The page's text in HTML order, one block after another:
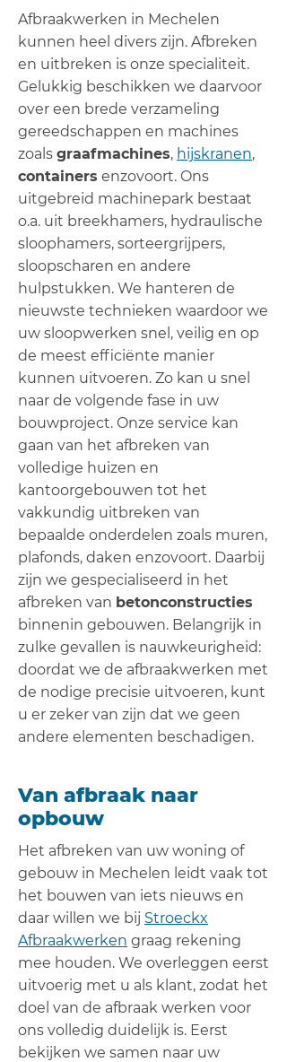
Afbraakwerken in Mechelen
kunnen heel divers zijn. Afbreken
en uitbreken is onze specialiteit.
Gelukkig beschikken we daarvoor
over een brede verzameling
gereedschappen en machines
zoals graafmachines, hijskranen,
containers enzovoort. Ons
uitgebreid machinepark bestaat
o.a. uit breekhamers, hydraulische
sloophamers, sorteergrijpers,
sloopscharen en andere
hulpstukken. We hanteren de
nieuwste technieken waardoor we
uw sloopwerken snel, veilig en op
de meest efficiënte manier
kunnen uitvoeren. Zo kan u snel
naar de volgende fase in uw
bouwproject. Onze service kan
gaan van het afbreken van
volledige huizen en
kantoorgebouwen tot het
vakkundig uitbreken van
bepaalde onderdelen zoals muren,
plafonds, daken enzovoort. Daarbij
zijn we gespecialiseerd in het
afbreken van betonconstructies
binnenin gebouwen. Belangrijk in
zulke gevallen is nauwkeurigheid:
doordat we de afbraakwerken met
de nodige precisie uitvoeren, kunt
u er zeker van zijn dat we geen
andere elementen beschadigen.
Van afbraak naar
opbouw
Het afbreken van uw woning of
gebouw in Mechelen leidt vaak tot
het bouwen van iets nieuws en
daar willen we bij Stroeckx
Afbraakwerken graag rekening
mee houden. We overleggen eerst
uitvoerig met u als klant, zodat het
doel van de afbraak werken voor
ons volledig duidelijk is. Eerst
bekijken we samen naar uw